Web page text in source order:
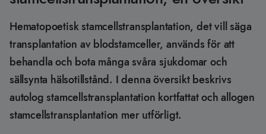
Hematopoetisk stamcellstransplantation, det vill säga
transplantation av blodstamceller, används för att
behandla och bota många svåra sjukdomar och
sällsynta hälsotillstånd. I denna översikt beskrivs
autolog stamcellstransplantation kortfattat och allogen
stamcellstransplantation mer utförligt.